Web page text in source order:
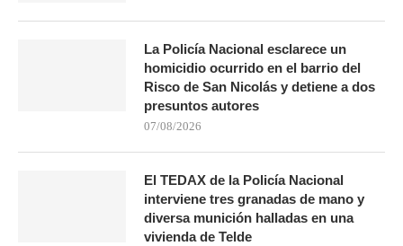
La Policía Nacional esclarece un
homicidio ocurrido en el barrio del
Risco de San Nicolás y detiene a dos
presuntos autores
07/08/2026
El TEDAX de la Policía Nacional
interviene tres granadas de mano y
diversa munición halladas en una
vivienda de Telde